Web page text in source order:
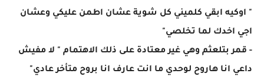
" اوكيه ابقي كلميني كل شوية عشان اطمن عليكي وعشان
اجي اخدك لما تخلصي"
- قمر بتلعثم وهي غير معتادة على ذلك الاهتمام " لا مفيش
داعي انا هاروح لوحدي ما انت عارف انا بروح متأخر عادي"